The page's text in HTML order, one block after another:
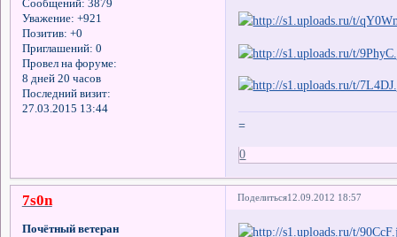
Сообщений: 3879
Уважение: +921
Позитив: +0
Приглашений: 0
Провел на форуме:
8 дней 20 часов
Последний визит:
27.03.2015 13:44
=
0
Поделиться12.09.2012 18:57
7s0n
Почётный ветеран